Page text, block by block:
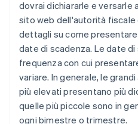
dovrai dichiararle e versarle
sito web dell'autorità
dettagli su come
date di scadenza. Le date di
frequenza con cui
variare. In generale, le
più elevati presentano più
quelle più piccole sono in
ogni bimestre o trimestre.